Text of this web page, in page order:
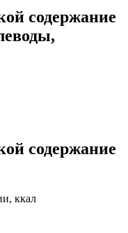
содержание
содержание
ккал